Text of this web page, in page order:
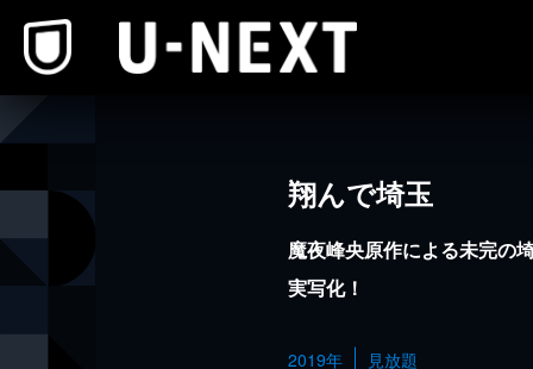
翔んで埼玉
魔夜峰央原作による未完の
実写化！
2019年 見放題